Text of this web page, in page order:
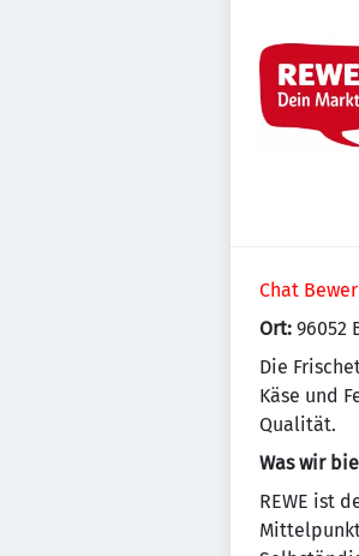
Chat
Ort: 96052
Die
Käse und
Qualität.
Was wir
REWE ist